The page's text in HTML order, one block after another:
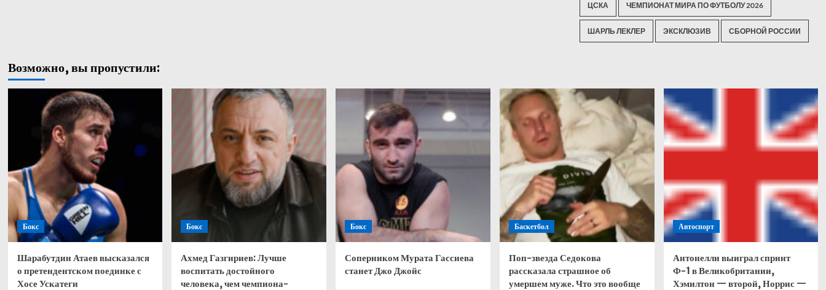
ЦСКА ЧЕМПИОНАТ МИРА ПО ФУТБОЛУ 2026
ШАРЛЬ ЛЕКЛЕР ЭКСКЛЮЗИВ СБОРНОЙ РОССИИ
Возможно, вы пропустили:
Бокс
Шарабутдин Атаев высказался
о претендентском поединке с
Хосе Ускатеги
Бокс
Ахмед Газгириев: Лучше
воспитать достойного
человека, чем чемпиона-
Бокс
Соперником Мурата Гассиева
станет Джо Джойс
Баскетбол
Поп-звезда Седокова
рассказала страшное об
умершем муже. Что это вообще
Автоспорт
Антонелли выиграл спринт
Ф-1 в Великобритании,
Хэмилтон — второй, Норрис —